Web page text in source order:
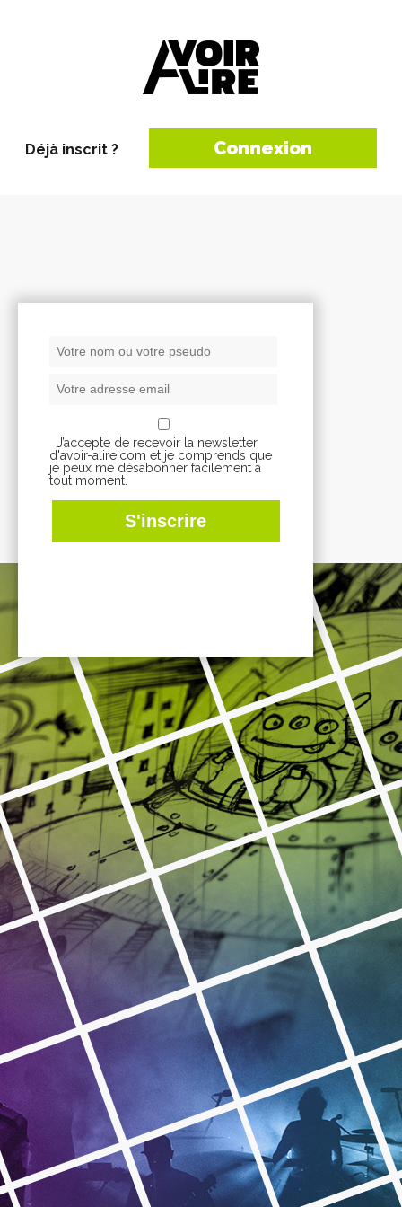
Déjà inscrit ? Connexion
J’accepte de recevoir la newsletter
d'avoir-alire.com et je comprends que
je peux me désabonner facilement à
tout moment.